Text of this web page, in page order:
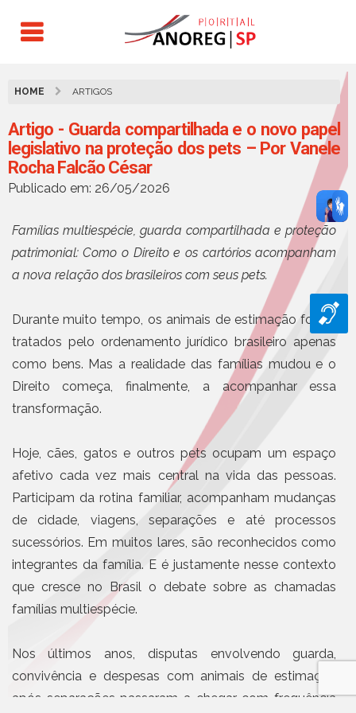
HOME ARTIGOS
Artigo - Guarda compartilhada e o novo papel
legislativo na proteção dos pets – Por Vanele
Rocha Falcão César
Publicado em: 26/05/2026
Famílias multiespécie, guarda compartilhada e proteção
patrimonial: Como o Direito e os cartórios acompanham
a nova relação dos brasileiros com seus pets.
Durante muito tempo, os animais de estimação foram
tratados pelo ordenamento jurídico brasileiro apenas
como bens. Mas a realidade das famílias mudou e o
Direito começa, finalmente, a acompanhar essa
transformação.
Hoje, cães, gatos e outros pets ocupam um espaço
afetivo cada vez mais central na vida das pessoas.
Participam da rotina familiar, acompanham mudanças
de cidade, viagens, separações e até processos
sucessórios. Em muitos lares, são reconhecidos como
integrantes da família. E é justamente nesse contexto
que cresce no Brasil o debate sobre as chamadas
famílias multiespécie.
Nos últimos anos, disputas envolvendo guarda,
convivência e despesas com animais de estimação
após separações passaram a chegar com frequência